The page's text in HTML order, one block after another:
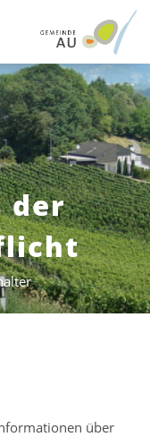
der
(ausgewählt)
über